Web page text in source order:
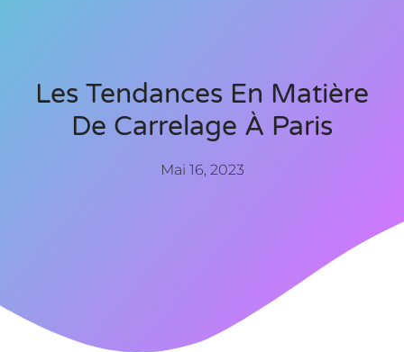
Les Tendances En Matière
De Carrelage À Paris
Mai 16, 2023